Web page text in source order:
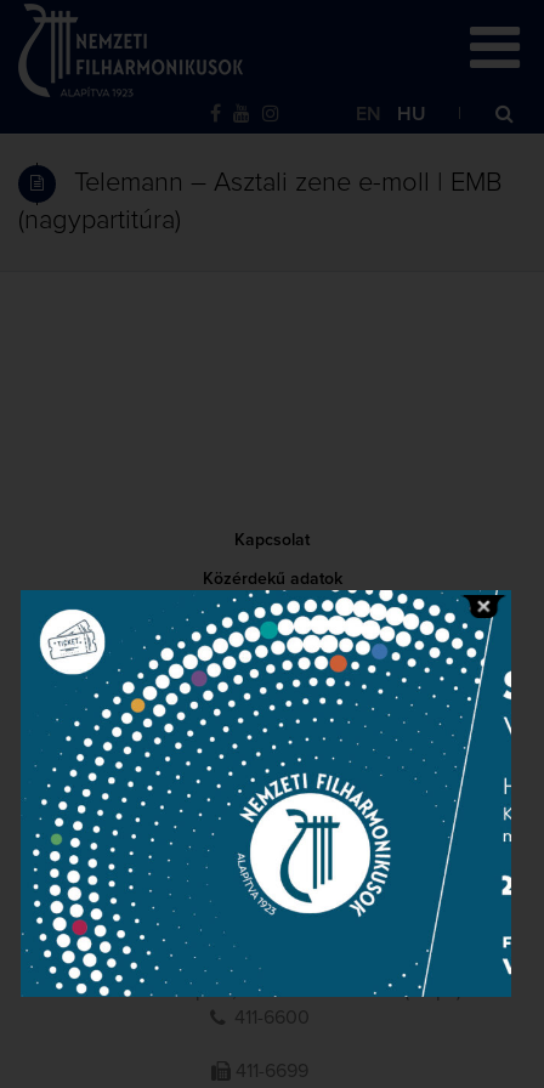
EN HU
Telemann – Asztali zene e-moll | EMB
(nagypartitúra)
Kapcsolat
Közérdekű adatok
Sajtószoba
Adatvédelem
Impresszum
NEMZETI
FILHARMONIKUSOK
1095 Budapest, Komor Marcell u. 1. (Müpa)
411-6600
411-6699